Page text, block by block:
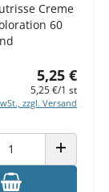
Creme
60
5,25 €
5,25 €/1 st
zzgl. Versand
ANZAHL